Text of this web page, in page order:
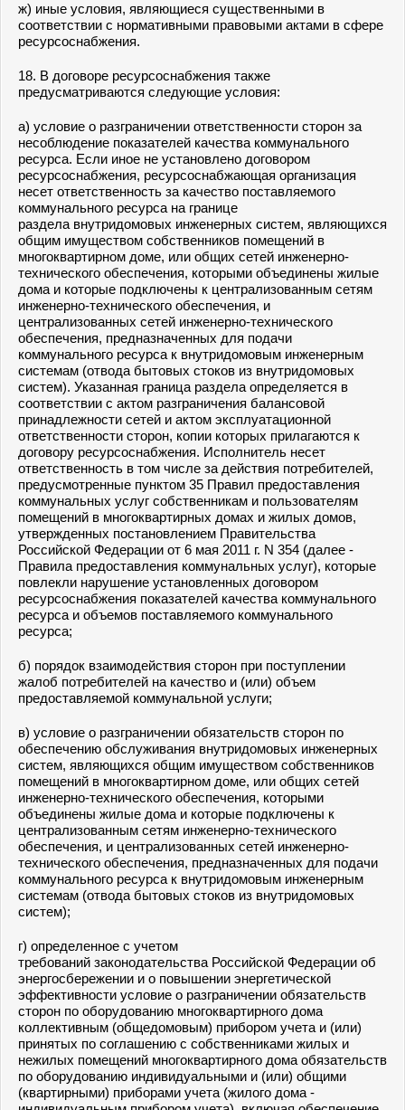
ж) иные условия, являющиеся существенными в
соответствии с нормативными правовыми актами в сфере
ресурсоснабжения.
18. В договоре ресурсоснабжения также
предусматриваются следующие условия:
а) условие о разграничении ответственности сторон за
несоблюдение показателей качества коммунального
ресурса. Если иное не установлено договором
ресурсоснабжения, ресурсоснабжающая организация
несет ответственность за качество поставляемого
коммунального ресурса на границе
раздела внутридомовых инженерных систем, являющихся
общим имуществом собственников помещений в
многоквартирном доме, или общих сетей инженерно-
технического обеспечения, которыми объединены жилые
дома и которые подключены к централизованным сетям
инженерно-технического обеспечения, и
централизованных сетей инженерно-технического
обеспечения, предназначенных для подачи
коммунального ресурса к внутридомовым инженерным
системам (отвода бытовых стоков из внутридомовых
систем). Указанная граница раздела определяется в
соответствии с актом разграничения балансовой
принадлежности сетей и актом эксплуатационной
ответственности сторон, копии которых прилагаются к
договору ресурсоснабжения. Исполнитель несет
ответственность в том числе за действия потребителей,
предусмотренные пунктом 35 Правил предоставления
коммунальных услуг собственникам и пользователям
помещений в многоквартирных домах и жилых домов,
утвержденных постановлением Правительства
Российской Федерации от 6 мая 2011 г. N 354 (далее -
Правила предоставления коммунальных услуг), которые
повлекли нарушение установленных договором
ресурсоснабжения показателей качества коммунального
ресурса и объемов поставляемого коммунального
ресурса;
б) порядок взаимодействия сторон при поступлении
жалоб потребителей на качество и (или) объем
предоставляемой коммунальной услуги;
в) условие о разграничении обязательств сторон по
обеспечению обслуживания внутридомовых инженерных
систем, являющихся общим имуществом собственников
помещений в многоквартирном доме, или общих сетей
инженерно-технического обеспечения, которыми
объединены жилые дома и которые подключены к
централизованным сетям инженерно-технического
обеспечения, и централизованных сетей инженерно-
технического обеспечения, предназначенных для подачи
коммунального ресурса к внутридомовым инженерным
системам (отвода бытовых стоков из внутридомовых
систем);
г) определенное с учетом
требований законодательства Российской Федерации об
энергосбережении и о повышении энергетической
эффективности условие о разграничении обязательств
сторон по оборудованию многоквартирного дома
коллективным (общедомовым) прибором учета и (или)
принятых по соглашению с собственниками жилых и
нежилых помещений многоквартирного дома обязательств
по оборудованию индивидуальными и (или) общими
(квартирными) приборами учета (жилого дома -